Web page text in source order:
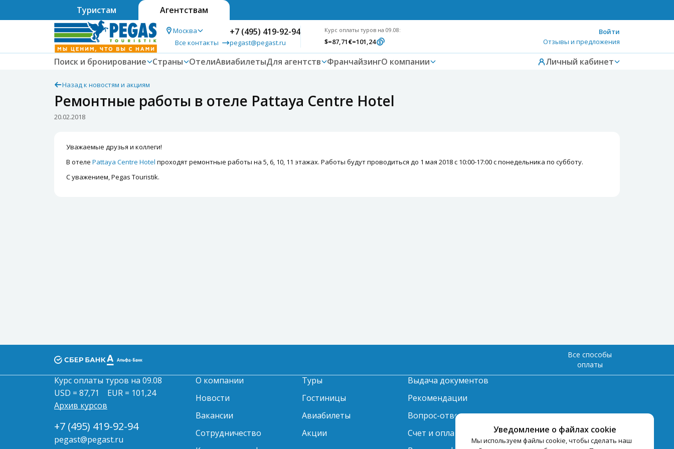
Туристам Агентствам
Москва
Все контакты
+7 (495) 419-92-94
pegast@pegast.ru
Курс оплаты туров на 09.08:
$=87,71€=101,24
Войти
Отзывы и предложения
Поиск и бронирование Страны ОтелиАвиабилетыДля агентств ФранчайзингО компании Личный кабинет
Назад к новостям и акциям
Ремонтные работы в отеле Pattaya Centre Hotel
20.02.2018
Уважаемые друзья и коллеги!
В отеле Pattaya Centre Hotel проходят ремонтные работы на 5, 6, 10, 11 этажах. Работы будут проводиться до 1 мая 2018 с 10:00-17:00 с понедельника по субботу.
С уважением, Pegas Touristik.
Уведомление о файлах cookie
Мы используем файлы cookie, чтобы сделать наш
Все способы
оплаты
Курс оплаты туров на 09.08
USD = 87,71
EUR = 101,24
Архив курсов
+7 (495) 419-92-94
pegast@pegast.ru
О компании
Новости
Вакансии
Сотрудничество
Туры
Гостиницы
Авиабилеты
Акции
Выдача документов
Рекомендации
Вопрос-ответ
Счет и оплата